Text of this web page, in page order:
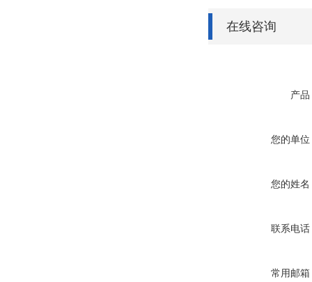
在线咨询
产品
您的单位
您的姓名
联系电话
常用邮箱